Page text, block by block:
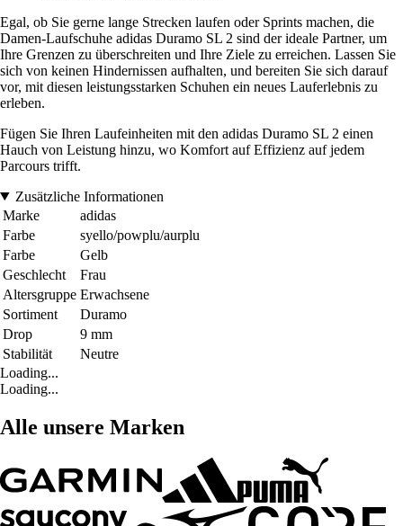
Egal, ob Sie gerne lange Strecken laufen oder Sprints machen, die
Damen-Laufschuhe adidas Duramo SL 2 sind der ideale Partner, um
Ihre Grenzen zu überschreiten und Ihre Ziele zu erreichen. Lassen Sie
sich von keinen Hindernissen aufhalten, und bereiten Sie sich darauf
vor, mit diesen leistungsstarken Schuhen ein neues Lauferlebnis zu
erleben.
Fügen Sie Ihren Laufeinheiten mit den adidas Duramo SL 2 einen
Hauch von Leistung hinzu, wo Komfort auf Effizienz auf jedem
Parcours trifft.
Zusätzliche Informationen
Marke
adidas
Farbe
syello/powplu/aurplu
Farbe
Gelb
Geschlecht
Frau
Altersgruppe Erwachsene
Sortiment
Duramo
Drop
9 mm
Stabilität
Neutre
Loading...
Loading...
Alle unsere Marken